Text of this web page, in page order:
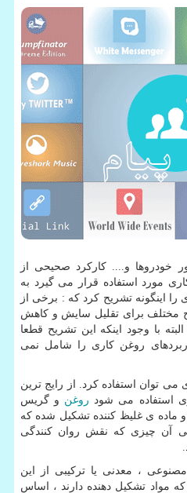
خودروها و.... کارکرد صحیحی از
مورد استفاده قرار می گیرد به
را اینگونه تشریح کرد که : برخی از
مختلف برای تقلیل سایش و کاهش
با وجود اینکه این تشریح قطعا
روغن کاری را شامل نمی
می توان استفاده کرد. از رایج ترین
استفاده می شود روغن و گریس
ماده ی غلیظ کننده تشکیل شده که
آن چیزی که نقش روان کنندگی
مصنوعی ، معدنی یا ترکیبی از این
مواد تشکیل دهنده دارند ، اساس